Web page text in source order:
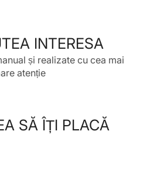
INTERESA
și realizate cu cea mai
atenție
SĂ ÎȚI PLACĂ